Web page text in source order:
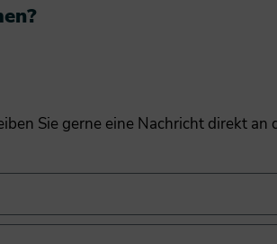
Sie gerne eine Nachricht direkt an